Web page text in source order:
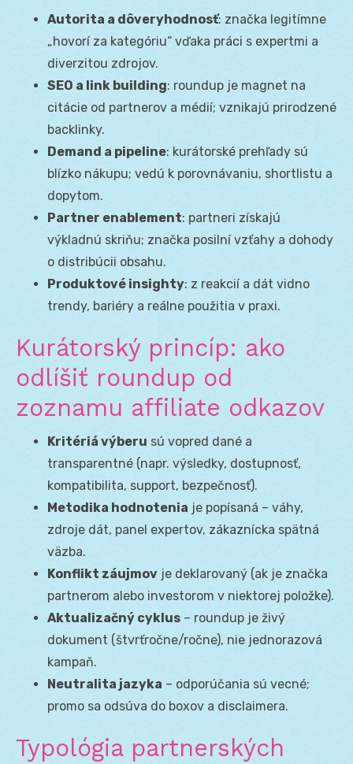
Autorita a dôveryhodnosť: značka legitímne
„hovorí za kategóriu“ vďaka práci s expertmi a
diverzitou zdrojov.
SEO a link building: roundup je magnet na
citácie od partnerov a médií; vznikajú prirodzené
backlinky.
Demand a pipeline: kurátorské prehľady sú
blízko nákupu; vedú k porovnávaniu, shortlistu a
dopytom.
Partner enablement: partneri získajú
výkladnú skriňu; značka posilní vzťahy a dohody
o distribúcii obsahu.
Produktové insighty: z reakcií a dát vidno
trendy, bariéry a reálne použitia v praxi.
Kurátorský princíp: ako
odlíšiť roundup od
zoznamu affiliate odkazov
Kritériá výberu sú vopred dané a
transparentné (napr. výsledky, dostupnosť,
kompatibilita, support, bezpečnosť).
Metodika hodnotenia je popísaná – váhy,
zdroje dát, panel expertov, zákaznícka spätná
väzba.
Konflikt záujmov je deklarovaný (ak je značka
partnerom alebo investorom v niektorej položke).
Aktualizačný cyklus – roundup je živý
dokument (štvrťročne/ročne), nie jednorazová
kampaň.
Neutralita jazyka – odporúčania sú vecné;
promo sa odsúva do boxov a disclaimera.
Typológia partnerských